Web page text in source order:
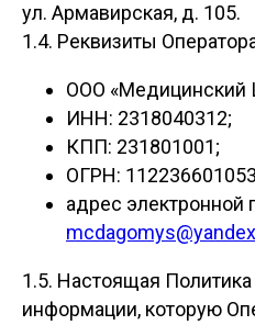
ул. Армавирская, д. 105.
1.4. Реквизиты
ООО «Медицинский
ИНН: 2318040312;
КПП: 231801001;
ОГРН:
адрес электронной
1.5. Настоящая
информации, которую